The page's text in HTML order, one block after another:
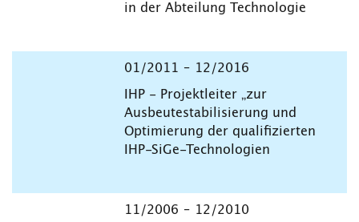
in der Abteilung Technologie
01/2011 – 12/2016
IHP - Projektleiter „zur
Ausbeutestabilisierung und
Optimierung der qualifizierten
IHP-SiGe-Technologien
11/2006 – 12/2010